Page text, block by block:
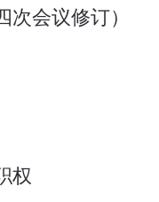
会议修订）
权